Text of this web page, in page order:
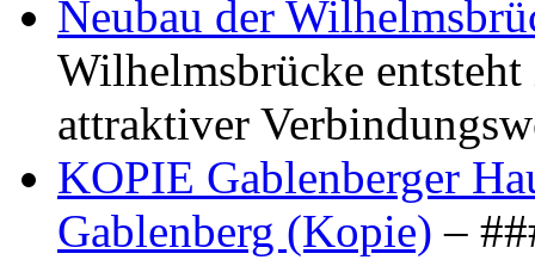
Neubau der
Wilhelmsbrücke
attraktiver
KOPIE Gablenberger
Gablenberg (Kopie) –